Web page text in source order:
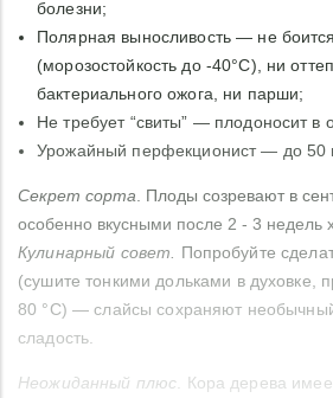
болезни;
Полярная выносливость — не
(морозостойкость до -40°C), ни
бактериального ожога, ни парши;
Не требует “свиты” — плодоносит в
Урожайный перфекционист — до 50
Секрет сорта . Плоды созревают в
особенно вкусными после 2 - 3 недель
Кулинарный совет.
Попробуйте
(сушите тонкими дольками в духовке,
80 °C) — слайсы сохраняют
сладость.
Неожиданный плюс . Кора дерева